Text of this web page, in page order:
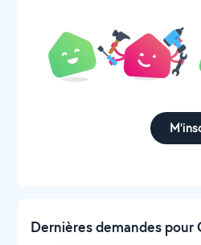
Dernières demandes